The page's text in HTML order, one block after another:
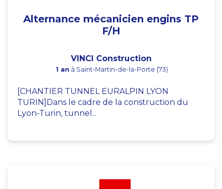
Alternance mécanicien engins TP
F/H
VINCI Construction
1 an à Saint-Martin-de-la-Porte (73)
[CHANTIER TUNNEL EURALPIN LYON
TURIN]Dans le cadre de la construction du
Lyon-Turin, tunnel...